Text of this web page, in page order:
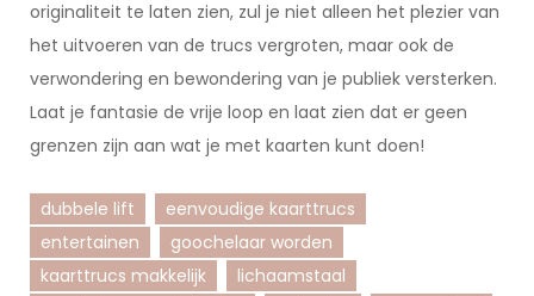
originaliteit te laten zien, zul je niet alleen het plezier van
het uitvoeren van de trucs vergroten, maar ook de
verwondering en bewondering van je publiek versterken.
Laat je fantasie de vrije loop en laat zien dat er geen
grenzen zijn aan wat je met kaarten kunt doen!
dubbele lift
eenvoudige kaarttrucs
entertainen
goochelaar worden
kaarttrucs makkelijk
lichaamstaal